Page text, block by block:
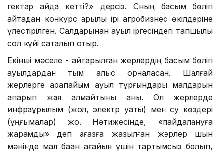
гектар қайда кетті?» дерсіз. Оның басым бөлігі
қайтадан конкурс арқылы ірі агробизнес өкілдеріне
үлестірілген. Салдарынан ауыл іргесіндегі тапшылық
сол күйі сақталып отыр.
Екінші мәселе - қайтарылған жерлердің басым бөлігі
ауылдардан тым алыс орналасқан. Шалғай
жерлерге қарапайым ауыл тұрғындары малдарын
апарып жая алмайтыны анық. Ол жерлерде
инфрақұрылым (жол, электр қуаты) мен су көздері
(ұңғымалар) жоқ. Нәтижесінде, «пайдалануға
жарамды» деп қағазға жазылған жерлер шын
мәнінде мал баққан ағайын үшін тартымсыз болып,